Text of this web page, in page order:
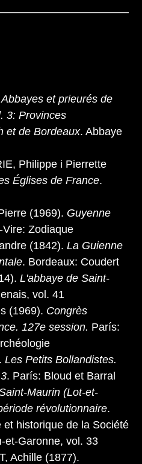
Abbayes et prieurés de
3: Provinces
et de Bordeaux. Abbaye
Philippe i Pierrette
Églises de France.
(1969). Guyenne
Zodiaque
(1842). La Guienne
. Bordeaux: Coudert
L'abbaye de Saint-
vol. 41
(1969). Congrès
127e session. París:
Les Petits Bollandistes.
. París: Bloud et Barral
Maurin (Lot-et-
révolutionnaire.
historique de la Société
et-Garonne, vol. 33
Achille (1877).